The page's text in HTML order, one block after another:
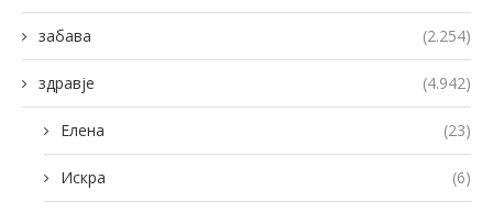
забава (2.254)
здравје (4.942)
Елена (23)
Искра (6)